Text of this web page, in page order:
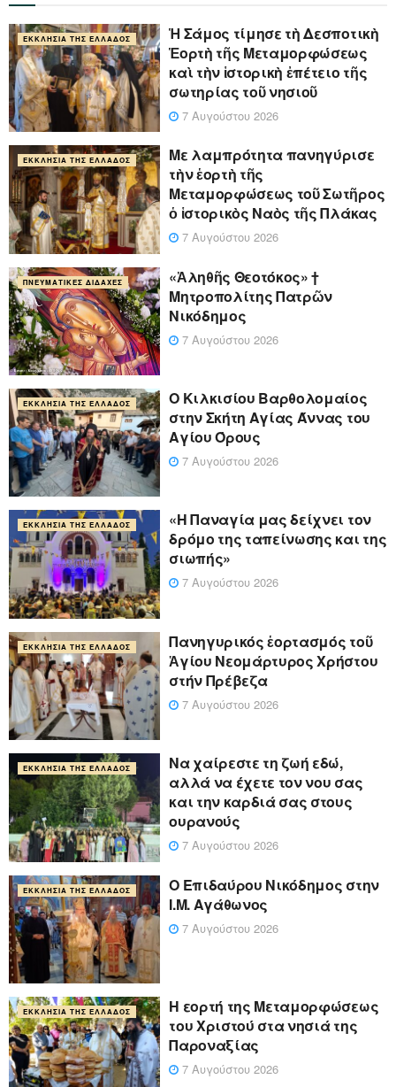
ΕΚΚΛΗΣΊΑ ΤΗΣ ΕΛΛΆΔΟΣ
Ἡ Σάμος τίμησε τὴ Δεσποτικὴ
Ἑορτὴ τῆς Μεταμορφώσεως
καὶ τὴν ἱστορικὴ ἐπέτειο τῆς
σωτηρίας τοῦ νησιοῦ
7 Αυγούστου 2026
ΕΚΚΛΗΣΊΑ ΤΗΣ ΕΛΛΆΔΟΣ
Με λαμπρότητα πανηγύρισε
τὴν ἑορτὴ τῆς
Μεταμορφώσεως τοῦ Σωτῆρος
ὁ ἱστορικὸς Ναὸς τῆς Πλάκας
7 Αυγούστου 2026
ΠΝΕΥΜΑΤΙΚΈΣ ΔΙΔΑΧΈΣ
«Ἀληθῆς Θεοτόκος» †
Μητροπολίτης Πατρῶν
Νικόδημος
7 Αυγούστου 2026
ΕΚΚΛΗΣΊΑ ΤΗΣ ΕΛΛΆΔΟΣ
Ο Κιλκισίου Βαρθολομαίος
στην Σκήτη Αγίας Άννας του
Αγίου Όρους
7 Αυγούστου 2026
ΕΚΚΛΗΣΊΑ ΤΗΣ ΕΛΛΆΔΟΣ
«Η Παναγία μας δείχνει τον
δρόμο της ταπείνωσης και της
σιωπής»
7 Αυγούστου 2026
ΕΚΚΛΗΣΊΑ ΤΗΣ ΕΛΛΆΔΟΣ
Πανηγυρικός ἑορτασμός τοῦ
Ἁγίου Νεομάρτυρος Χρήστου
στήν Πρέβεζα
7 Αυγούστου 2026
ΕΚΚΛΗΣΊΑ ΤΗΣ ΕΛΛΆΔΟΣ
Να χαίρεστε τη ζωή εδώ,
αλλά να έχετε τον νου σας
και την καρδιά σας στους
ουρανούς
7 Αυγούστου 2026
ΕΚΚΛΗΣΊΑ ΤΗΣ ΕΛΛΆΔΟΣ
Ο Επιδαύρου Νικόδημος στην
Ι.Μ. Αγάθωνος
7 Αυγούστου 2026
ΕΚΚΛΗΣΊΑ ΤΗΣ ΕΛΛΆΔΟΣ
Η εορτή της Μεταμορφώσεως
του Χριστού στα νησιά της
Παροναξίας
7 Αυγούστου 2026